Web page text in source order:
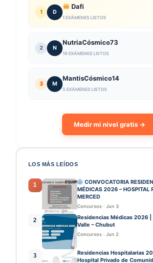
1 D
Dafi
1 EXÁMENES LISTOS
2 N
NutriaCósmico73
19 EXÁMENES LISTOS
3 M
MantisCósmico14
5 EXÁMENES LISTOS
Medir mi nivel gratis →
LOS MÁS LEÍDOS
1
CONVOCATORIA
MÉDICAS 2026 – HOSPITAL
MERCED
Concursos · Jun 3
2
Residencias Médicas 2026 |
Valle – Chubut
Concursos · Jun 2
3
Residencias Hospitalarias
Hospital Privado de